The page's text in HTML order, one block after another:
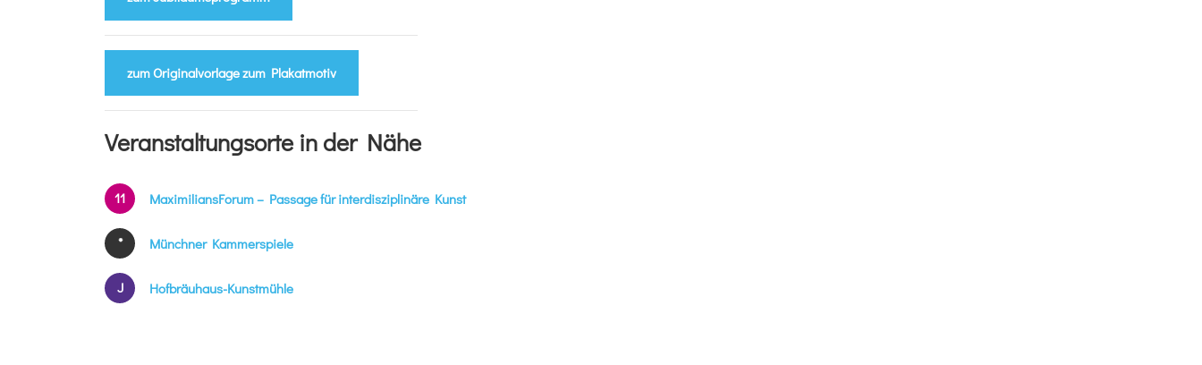
zum Originalvorlage zum Plakatmotiv
Veranstaltungsorte in der Nähe
11 MaximiliansForum – Passage für interdisziplinäre Kunst
* Münchner Kammerspiele
J Hofbräuhaus-Kunstmühle